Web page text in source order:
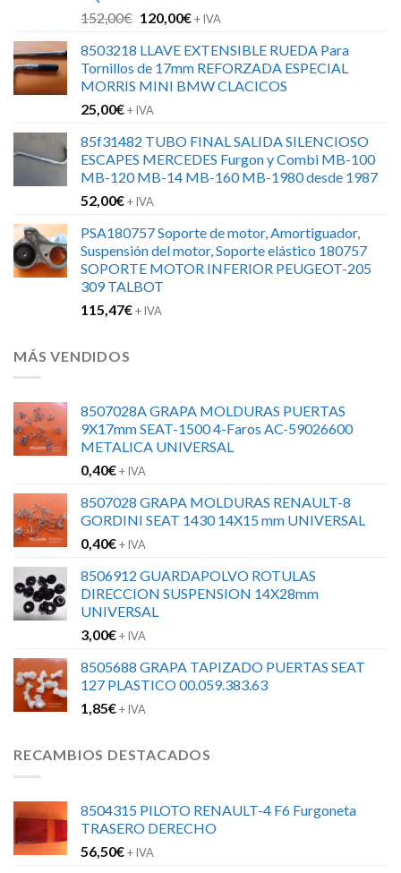
152,00€ El
original
era:
152,00€.
120,00€El
actual
es:
120,00€.
+ IVA
8503218 LLAVE EXTENSIBLE RUEDA Para
Tornillos de 17mm REFORZADA ESPECIAL
MORRIS MINI BMW CLACICOS
25,00€+ IVA
85f31482 TUBO FINAL SALIDA SILENCIOSO
ESCAPES MERCEDES Furgon y Combi MB-100
MB-120 MB-14 MB-160 MB-1980 desde 1987
52,00€+ IVA
PSA180757 Soporte de motor, Amortiguador,
Suspensión del motor, Soporte elástico 180757
SOPORTE MOTOR INFERIOR PEUGEOT-205
309 TALBOT
115,47€+ IVA
MÁS VENDIDOS
8507028A GRAPA MOLDURAS PUERTAS
9X17mm SEAT-1500 4-Faros AC-59026600
METALICA UNIVERSAL
0,40€+ IVA
8507028 GRAPA MOLDURAS RENAULT-8
GORDINI SEAT 1430 14X15 mm UNIVERSAL
0,40€+ IVA
8506912 GUARDAPOLVO ROTULAS
DIRECCION SUSPENSION 14X28mm
UNIVERSAL
3,00€+ IVA
8505688 GRAPA TAPIZADO PUERTAS SEAT
127 PLASTICO 00.059.383.63
1,85€+ IVA
RECAMBIOS DESTACADOS
8504315 PILOTO RENAULT-4 F6 Furgoneta
TRASERO DERECHO
56,50€+ IVA